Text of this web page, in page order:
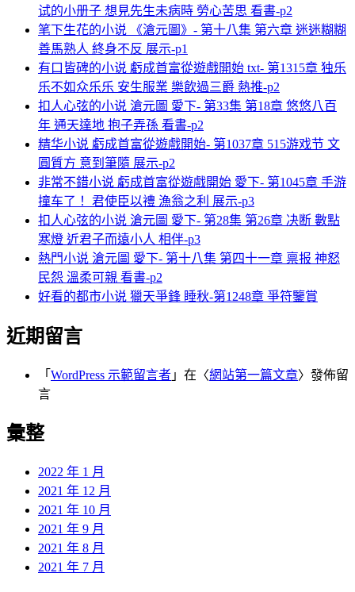
试的小册子 想見先生未病時 勞心苦思 看書-p2
笔下生花的小说 《滄元圖》- 第十八集 第六章 迷迷糊糊
善馬熟人 終身不反 展示-p1
有口皆碑的小说 虧成首富從遊戲開始 txt- 第1315章 独乐
乐不如众乐乐 安生服業 樂飲過三爵 熱推-p2
扣人心弦的小说 滄元圖 愛下- 第33集 第18章 悠悠八百
年 通天達地 抱子弄孫 看書-p2
精华小说 虧成首富從遊戲開始- 第1037章 515游戏节 文
圓質方 意到筆隨 展示-p2
非常不錯小说 虧成首富從遊戲開始 愛下- 第1045章 手游
撞车了！ 君使臣以禮 漁翁之利 展示-p3
扣人心弦的小说 滄元圖 愛下- 第28集 第26章 决断 數點
寒燈 近君子而遠小人 相伴-p3
熱門小说 滄元圖 愛下- 第十八集 第四十一章 禀报 神怒
民怨 溫柔可親 看書-p2
好看的都市小说 獵天爭鋒 睡秋-第1248章 爭符鑒賞
近期留言
「 WordPress 示範留言者 」在〈網站第一篇文章〉發佈留
言
彙整
2022 年 1 月
2021 年 12 月
2021 年 10 月
2021 年 9 月
2021 年 8 月
2021 年 7 月